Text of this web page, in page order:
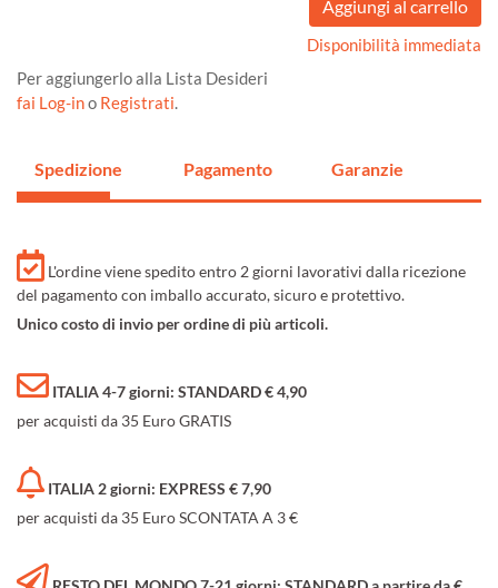
Disponibilità immediata
Per aggiungerlo alla Lista Desideri
fai Log-ino Registrati.
Spedizione Pagamento Garanzie
L'ordine viene spedito entro 2 giorni lavorativi dalla ricezione
del pagamento con imballo accurato, sicuro e protettivo.
Unico costo di invio per ordine di più articoli.
ITALIA 4-7 giorni: STANDARD € 4,90
per acquisti da 35 Euro GRATIS
ITALIA 2 giorni: EXPRESS € 7,90
per acquisti da 35 Euro SCONTATA A 3 €